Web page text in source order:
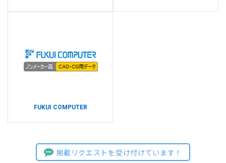
FUKUI COMPUTER
掲載リクエストを受け付けています！